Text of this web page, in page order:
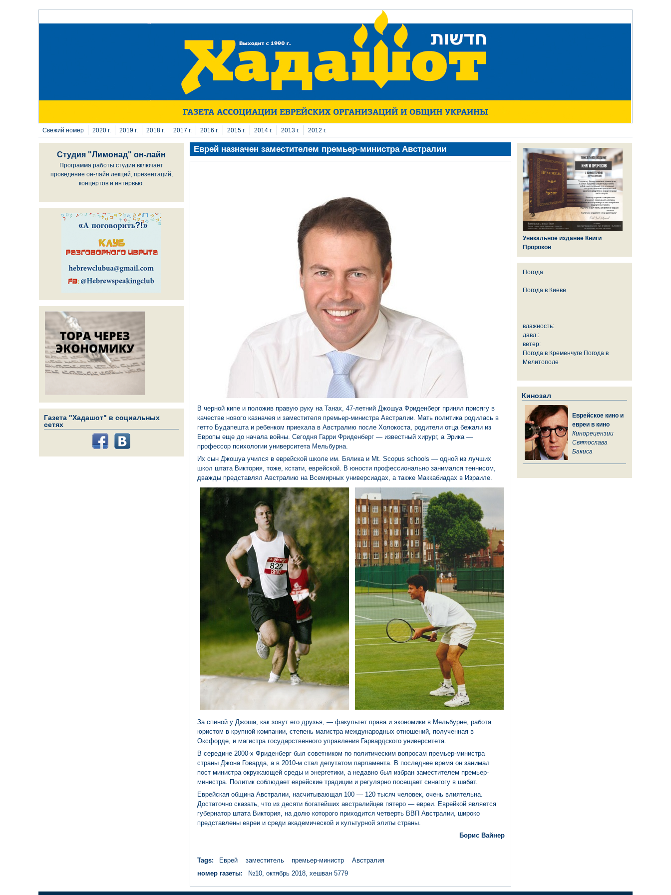
Перейти к основному содержанию
Свежий номер 2020 г. 2019 г. 2018 г. 2017 г. 2016 г. 2015 г. 2014 г. 2013 г. 2012 г.
Студия "Лимонад" он-лайн
Программа работы студии включает
проведение он-лайн лекций, презентаций,
концертов и интервью.
Газета "Хадашот" в социальных
сетях
Еврей назначен заместителем премьер-министра Австралии
В черной кипе и положив правую руку на Танах, 47-летний Джошуа Фриденберг принял присягу в
качестве нового казначея и заместителя премьер-министра Австралии. Мать политика родилась в
гетто Будапешта и ребенком приехала в Австралию после Холокоста, родители отца бежали из
Европы еще до начала войны. Сегодня Гарри Фриденберг — известный хирург, а Эрика —
профессор психологии университета Мельбурна.
Их сын Джошуа учился в еврейской школе им. Бялика и Mt. Scopus schools — одной из лучших
школ штата Виктория, тоже, кстати, еврейской. В юности профессионально занимался теннисом,
дважды представлял Австралию на Всемирных универсиадах, а также Маккабиадах в Израиле.
За спиной у Джоша, как зовут его друзья, — факультет права и экономики в Мельбурне, работа
юристом в крупной компании, степень магистра международных отношений, полученная в
Оксфорде, и магистра государственного управления Гарвардского университета.
В середине 2000-х Фриденберг был советником по политическим вопросам премьер-министра
страны Джона Говарда, а в 2010-м стал депутатом парламента. В последнее время он занимал
пост министра окружающей среды и энергетики, а недавно был избран заместителем премьер-
министра. Политик соблюдает еврейские традиции и регулярно посещает синагогу в шабат.
Еврейская община Австралии, насчитывающая 100 — 120 тысяч человек, очень влиятельна.
Достаточно сказать, что из десяти богатейших австралийцев пятеро — евреи. Еврейкой является
губернатор штата Виктория, на долю которого приходится четверть ВВП Австралии, широко
представлены евреи и среди академической и культурной элиты страны.
Борис Вайнер
Tags: Еврей заместитель премьер-министр
Австралия
номер газеты:
№10, октябрь 2018, хешван 5779
Уникальное издание Книги
Пророков
Погода
Погода в Киеве
влажность:
давл.:
ветер:
Погода в Кременчуге Погода в
Мелитополе
Кинозал
Еврейское кино и
евреи в кино
Кинорецензии
Святослава
Бакиса